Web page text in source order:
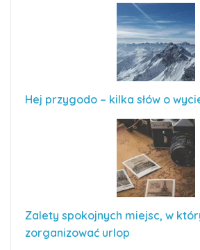
Hej przygodo – kilka słów o
Zalety spokojnych miejsc, w
zorganizować urlop